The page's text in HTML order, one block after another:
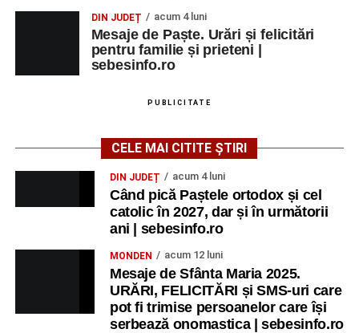
DIN JUDEȚ acum 4 luni
Mesaje de Paște. Urări și felicitări
pentru familie și prieteni |
sebesinfo.ro
PUBLICITATE
CELE MAI CITITE ȘTIRI
DIN JUDEȚ acum 4 luni
Când pică Paștele ortodox și cel
catolic în 2027, dar și în următorii
ani | sebesinfo.ro
MONDEN acum 12 luni
Mesaje de Sfânta Maria 2025.
URĂRI, FELICITĂRI și SMS-uri care
pot fi trimise persoanelor care își
serbează onomastica | sebesinfo.ro